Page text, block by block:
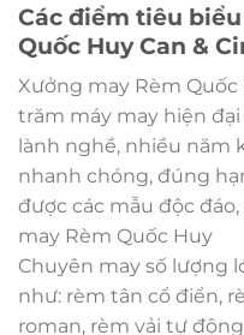
Các điểm tiêu
Quốc Huy Can &
Xưởng may Rèm
trăm máy may hiện
lành nghề, nhiều năm
nhanh chóng, đúng
được các mẫu độc
may Rèm Quốc Huy
Chuyên may số lượng
như: rèm tân cổ điển,
roman, rèm vải tự